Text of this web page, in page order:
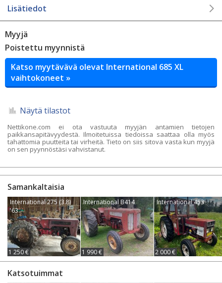
Lisätiedot
Myyjä
Poistettu myynnistä
Katso myytävävä olevat International 685 XL
vaihtokoneet »
Näytä tilastot
Nettikone.com ei ota vastuuta myyjän antamien tietojen
paikkansapitävyydestä. Ilmoitetuissa tiedoissa saattaa olla myös
tahattomia puutteita tai virheitä. Tieto on siis sitova vasta kun myyjä
on sen pyynnöstäsi vahvistanut.
Samankaltaisia
International 275 (3.8)
'63
1 250 €
International B414
1 990 €
International 453
2 000 €
Katsotuimmat